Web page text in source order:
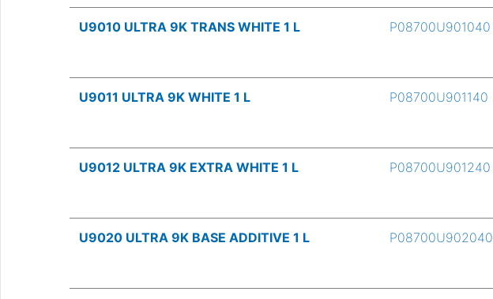
U9010 ULTRA 9K TRANS WHITE 1 L P08700U901040
U9011 ULTRA 9K WHITE 1 L P08700U901140
U9012 ULTRA 9K EXTRA WHITE 1 L P08700U901240
U9020 ULTRA 9K BASE ADDITIVE 1 L P08700U902040